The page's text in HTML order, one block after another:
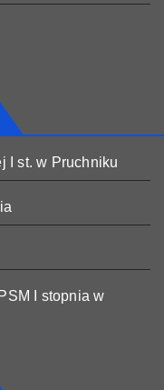
I st. w Pruchniku
I stopnia w